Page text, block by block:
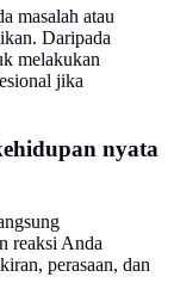
masalah atau
Daripada
melakukan
jika
nyata
reaksi Anda
perasaan, dan